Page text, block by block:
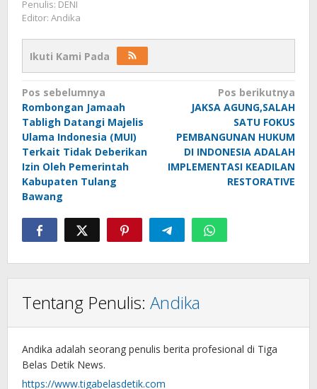
Penulis: DENI
Editor: Andika
Ikuti Kami Pada
Navigasi
pos
Pos sebelumnya
Rombongan Jamaah
Tabligh Datangi Majelis
Ulama Indonesia (MUI)
Terkait Tidak Deberikan
Izin Oleh Pemerintah
Kabupaten Tulang
Bawang
Pos berikutnya
JAKSA AGUNG,SALAH
SATU FOKUS
PEMBANGUNAN HUKUM
DI INDONESIA ADALAH
IMPLEMENTASI KEADILAN
RESTORATIVE
Tentang Penulis: Andika
Andika adalah seorang penulis berita profesional di Tiga
Belas Detik News.
https://www.tigabelasdetik.com